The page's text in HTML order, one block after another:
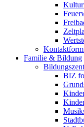
Familie & Bildung
BIZ